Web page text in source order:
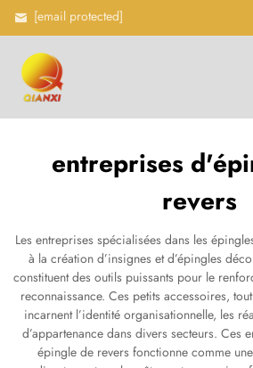
[email protected]
entreprises
revers
Les entreprises spécialisées dans les
à la création d’insignes et d’épingles
constituent des outils puissants pour le
reconnaissance. Ces petits accessoires,
incarnent l’identité organisationnelle, les
d’appartenance dans divers secteurs. Ces
épingle de revers fonctionne comme